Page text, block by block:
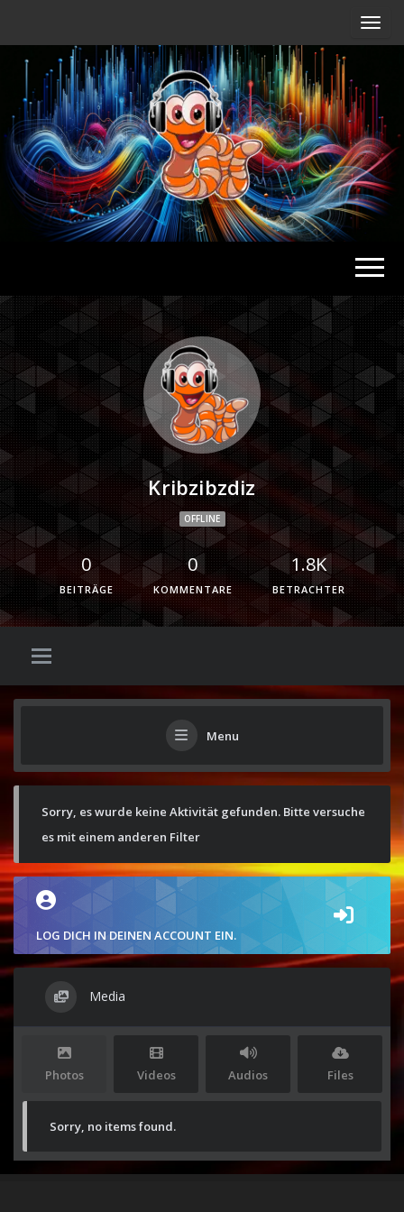
Radio
Kribzibzdiz
OFFLINE
0
BEITRÄGE
0
KOMMENTARE
1.8K
BETRACHTER
Menu
Sorry, es wurde keine Aktivität gefunden. Bitte versuche
es mit einem anderen Filter
LOG DICH IN DEINEN ACCOUNT EIN.
Media
Photos Videos Audios Files
Sorry, no items found.